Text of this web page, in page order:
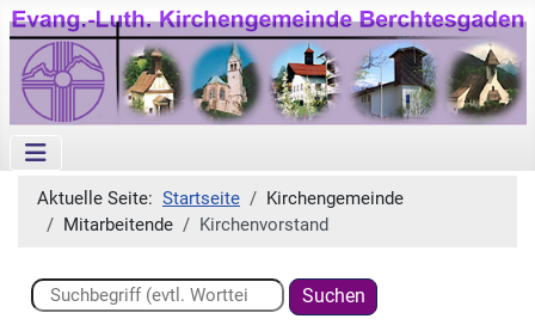
Aktuelle Seite: Startseite
Kirchengemeinde
Mitarbeitende
Kirchenvorstand
Suchen ...
Suchen